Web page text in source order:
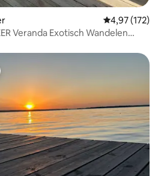
Gemiddelde
4,97 (172)
Veranda Exotisch Wandelen